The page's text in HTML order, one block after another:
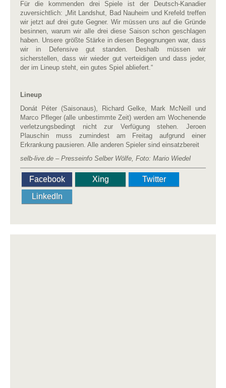
Für die kommenden drei Spiele ist der Deutsch-Kanadier
zuversichtlich: „Mit Landshut, Bad Nauheim und Krefeld treffen
wir jetzt auf drei gute Gegner. Wir müssen uns auf die Gründe
besinnen, warum wir alle drei diese Saison schon geschlagen
haben. Unsere größte Stärke in diesen Begegnungen war, dass
wir in Defensive gut standen. Deshalb müssen wir
sicherstellen, dass wir wieder gut verteidigen und dass jeder,
der im Lineup steht, ein gutes Spiel abliefert.“
Lineup
Donát Péter (Saisonaus), Richard Gelke, Mark McNeill und
Marco Pfleger (alle unbestimmte Zeit) werden am Wochenende
verletzungsbedingt nicht zur Verfügung stehen. Jeroen
Plauschin muss zumindest am Freitag aufgrund einer
Erkrankung pausieren. Alle anderen Spieler sind einsatzbereit
selb-live.de – Presseinfo Selber Wölfe, Foto: Mario Wiedel
Facebook Xing
Twitter
LinkedIn